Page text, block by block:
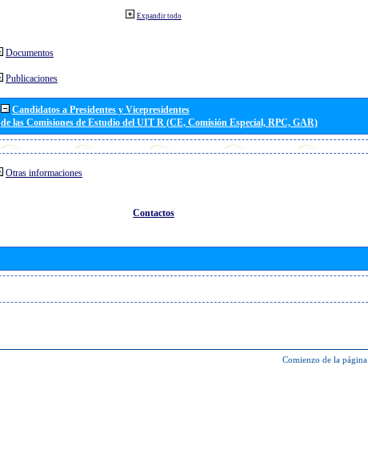
Expandir todo
Documentos
Publicaciones
Candidatos a Presidentes y Vicepresidentes
de las Comisiones de Estudio del UIT R (CE, Comisión Especial, RPC, GAR)
Otras informaciones
Contactos
Comienzo de la página